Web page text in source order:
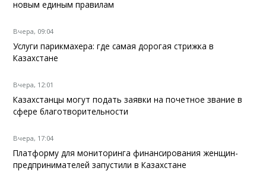
новым единым правилам
Вчера, 09:04
Услуги парикмахера: где самая дорогая стрижка в
Казахстане
Вчера, 12:01
Казахстанцы могут подать заявки на почетное звание в
сфере благотворительности
Вчера, 17:04
Платформу для мониторинга финансирования женщин-
предпринимателей запустили в Казахстане